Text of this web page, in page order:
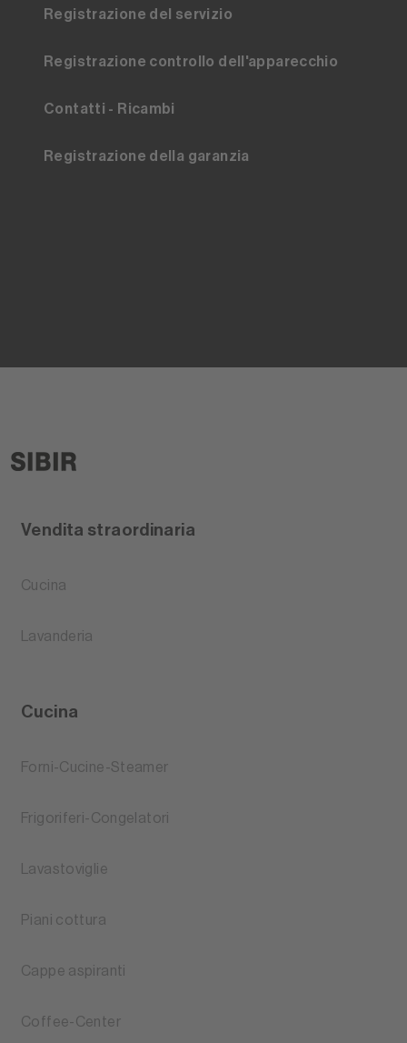
Registrazione del servizio
Registrazione controllo dell'apparecchio
Contatti - Ricambi
Registrazione della garanzia
Vendita straordinaria
Cucina
Lavanderia
Cucina
Forni-Cucine-Steamer
Frigoriferi-Congelatori
Lavastoviglie
Piani cottura
Cappe aspiranti
Coffee-Center